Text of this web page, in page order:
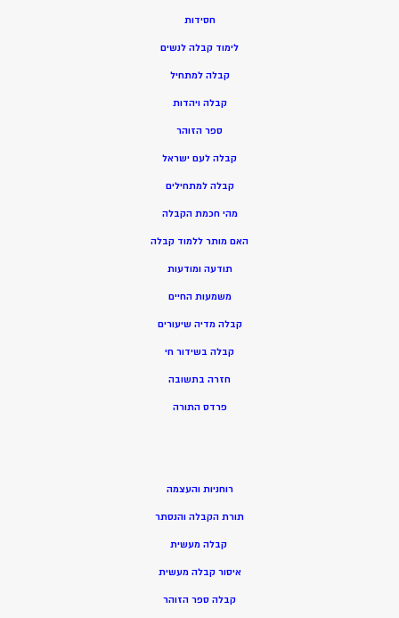
חסידות
לימוד קבלה לנשים
קבלה למתחיל
קבלה ויהדות
ספר הזוהר
קבלה לעם ישראל
קבלה למתחילים
מהי חכמת הקבלה
האם מותר ללמוד קבלה
תודעה ומודעות
משמעות החיים
קבלה מדיה שיעורים
קבלה בשידור חי
חזרה בתשובה
פרדס התורה
רוחניות והעצמה
תורת הקבלה והנסתר
קבלה מעשית
איסור קבלה מעשית
קבלה ספר הזוהר